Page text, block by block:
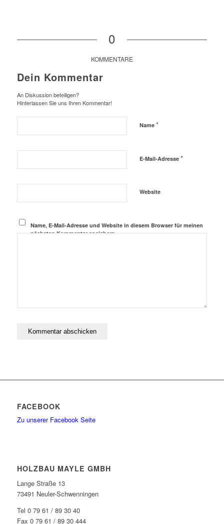
0
KOMMENTARE
Dein Kommentar
An Diskussion beteiligen?
Hinterlassen Sie uns Ihren Kommentar!
Name *
E-Mail-Adresse *
Website
Name, E-Mail-Adresse und Website in diesem Browser für meinen
nächsten Kommentar speichern.
FACEBOOK
Zu unserer Facebook Seite
HOLZBAU MAYLE GMBH
Lange Straße 13
73491 Neuler-Schwenningen
Tel 0 79 61 / 89 30 40
Fax 0 79 61 / 89 30 444